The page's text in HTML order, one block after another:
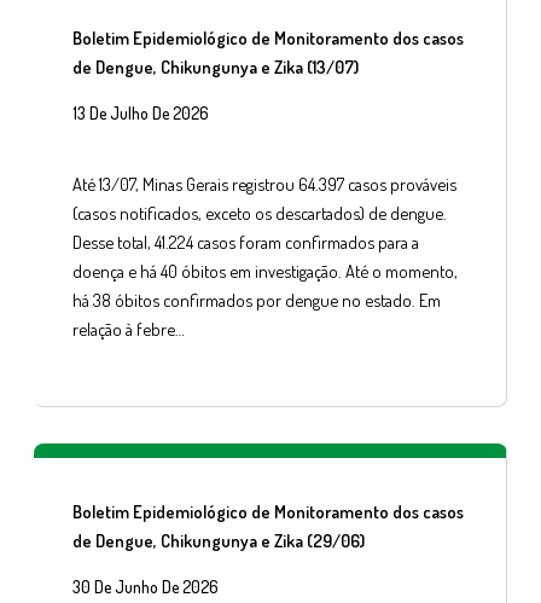
Boletim Epidemiológico de Monitoramento dos casos
de Dengue, Chikungunya e Zika (13/07)
13 De Julho De 2026
Até 13/07, Minas Gerais registrou 64.397 casos prováveis
(casos notificados, exceto os descartados) de dengue.
Desse total, 41.224 casos foram confirmados para a
doença e há 40 óbitos em investigação. Até o momento,
há 38 óbitos confirmados por dengue no estado. Em
relação à febre…
Boletim Epidemiológico de Monitoramento dos casos
de Dengue, Chikungunya e Zika (29/06)
30 De Junho De 2026